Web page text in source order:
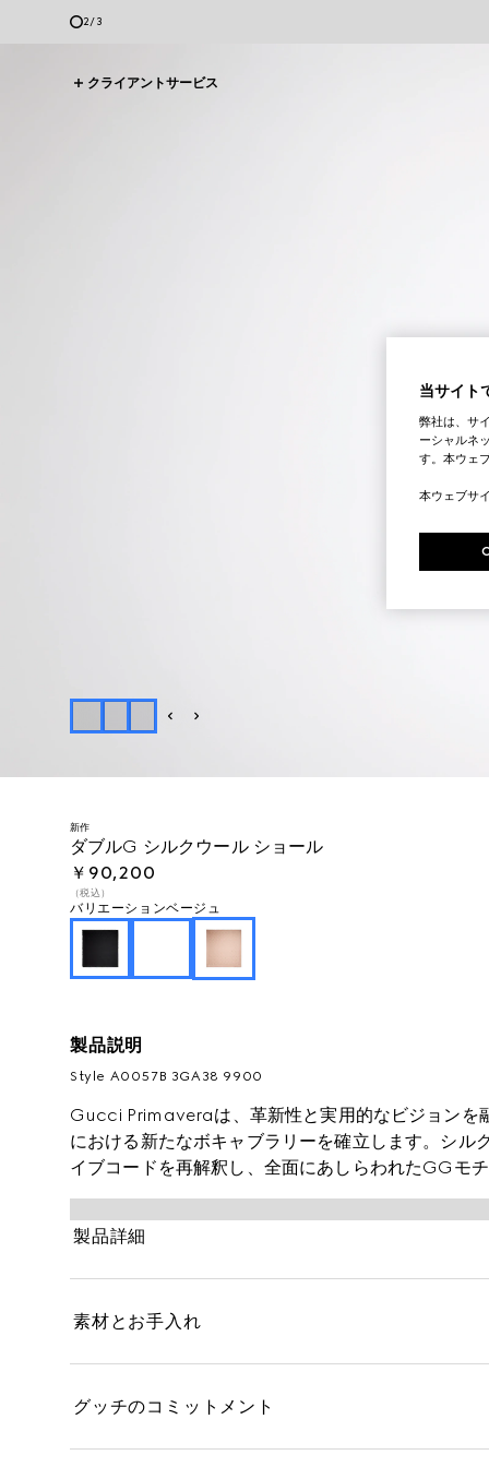
3/3
クライアントサービス
新作
ダブルG シルクウール ショール
￥90,200
（税込）
バリエーションベージュ
製品説明
Style ‎A0057B 3GA38 9900
Gucci Primaveraは、革新性と実用的なビジョンを
における新たなボキャブラリーを確立します。シル
イブコードを再解釈し、全面にあしらわれたGGモ
ます。このショールはダブルGウールジャカードで
います。
製品詳細
素材とお手入れ
グッチのコミットメント
当サイト
弊社は、サ
ーシャルネ
す。本ウェ
本ウェブサ